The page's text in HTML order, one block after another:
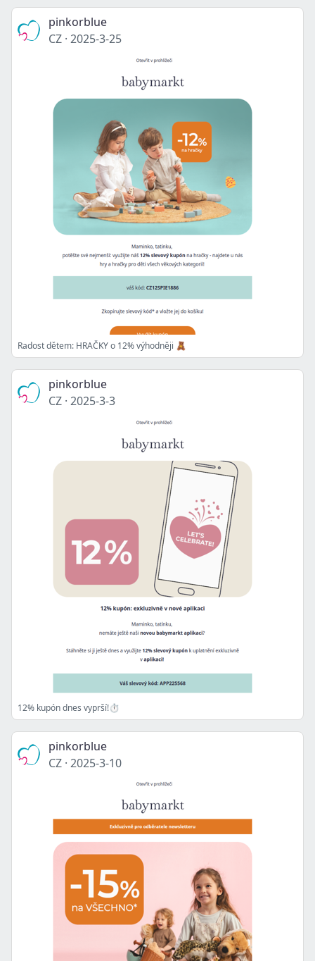
pinkorblue
CZ · 2025-3-25
Radost dětem: HRAČKY o 12% výhodněji 🧸
pinkorblue
CZ · 2025-3-3
12% kupón dnes vyprší!⏱️
pinkorblue
CZ · 2025-3-10